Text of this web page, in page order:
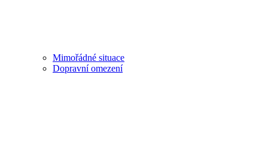
Mimořádné situace
Dopravní omezení